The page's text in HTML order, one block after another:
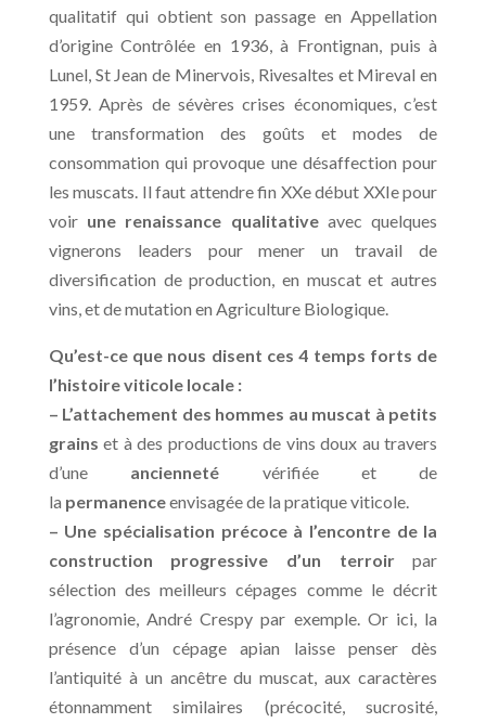
qualitatif qui obtient son passage en Appellation
d’origine Contrôlée en 1936, à Frontignan, puis à
Lunel, St Jean de Minervois, Rivesaltes et Mireval en
1959. Après de sévères crises économiques, c’est
une transformation des goûts et modes de
consommation qui provoque une désaffection pour
les muscats. Il faut attendre fin XXe début XXIe pour
voirune renaissance qualitativeavec quelques
vignerons leaders pour mener un travail de
diversification de production, en muscat et autres
vins, et de mutation en Agriculture Biologique.
Qu’est-ce que nous disent ces 4 temps forts de
l’histoire viticole locale :
– L’attachement des hommes au muscat à petits
grains et à des productions de vins doux au travers
d’une ancienneté vérifiée et de
la permanenceenvisagée de la pratique viticole.
– Une spécialisation précoce à l’encontre de la
construction progressive d’un terroirpar
sélection des meilleurs cépages comme le décrit
l’agronomie, André Crespy par exemple. Or ici, la
présence d’un cépage apian laisse penser dès
l’antiquité à un ancêtre du muscat, aux caractères
étonnamment similaires (précocité, sucrosité,